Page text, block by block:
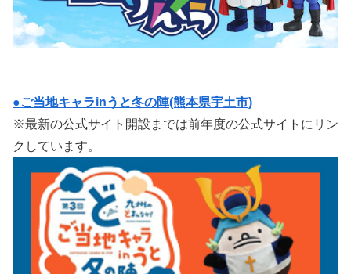
●ご当地キャラinうと冬の陣(熊本県宇土市)
※最新の公式サイト開設までは前年度の公式サイトにリン
クしています。